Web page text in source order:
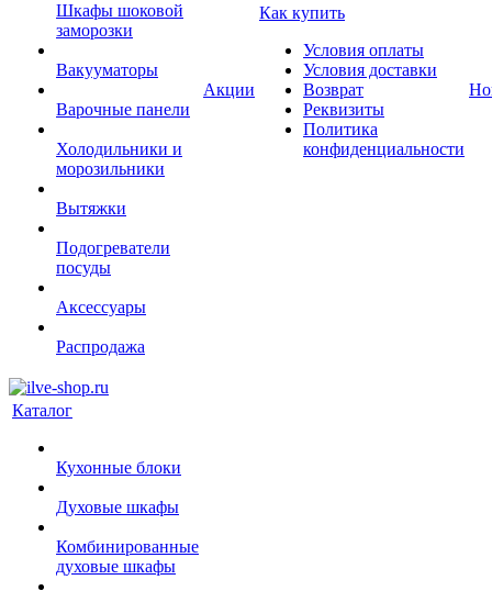
Шкафы шоковой
заморозки
Вакууматоры
Варочные панели
Холодильники и
морозильники
Вытяжки
Подогреватели
посуды
Аксессуары
Распродажа
Акции
Как купить
Условия оплаты
Условия доставки
Возврат
Реквизиты
Политика
конфиденциальности
Каталог
Кухонные блоки
Духовые шкафы
Комбинированные
духовые шкафы